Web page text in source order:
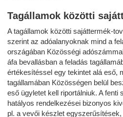
Tagállamok közötti
A tagállamok közötti sajáttermék-
szerint az adóalanyoknak mind a
országában Közösségi
áfa bevallásban a feladás
értékesítéssel egy tekintet alá eső,
tagállamában Közösségen belül
eső ügyletet kell riportálniuk. A fenti
hatályos rendelkezései bizonyos
pl. a vevői készlet